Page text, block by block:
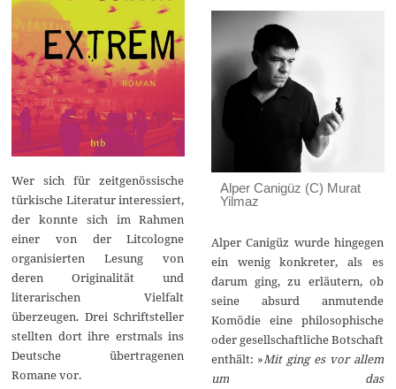
Wer sich für zeitgenössische
türkische Literatur interessiert,
der konnte sich im Rahmen
einer von der Litcologne
organisierten Lesung von
deren Originalität und
literarischen Vielfalt
überzeugen. Drei Schriftsteller
stellten dort ihre erstmals ins
Deutsche übertragenen
Romane vor.
Alper Canigüz (C) Murat
Yilmaz
Alper Canigüz wurde hingegen
ein wenig konkreter, als es
darum ging, zu erläutern, ob
seine absurd anmutende
Komödie eine philosophische
oder gesellschaftliche Botschaft
enthält: »Mit ging es vor allem
um das